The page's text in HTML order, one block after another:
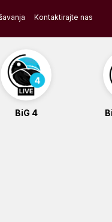
Kontaktirajte nas
BiG 4